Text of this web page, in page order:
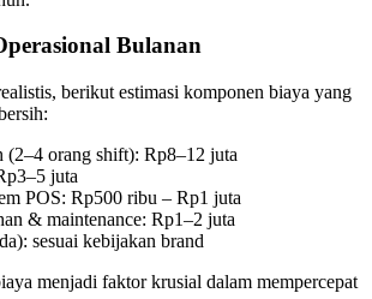
Bulanan
berikut estimasi komponen biaya yang
(2–4 orang shift): Rp8–12 juta
juta
POS: Rp500 ribu – Rp1 juta
& maintenance: Rp1–2 juta
sesuai kebijakan brand
menjadi faktor krusial dalam mempercepat